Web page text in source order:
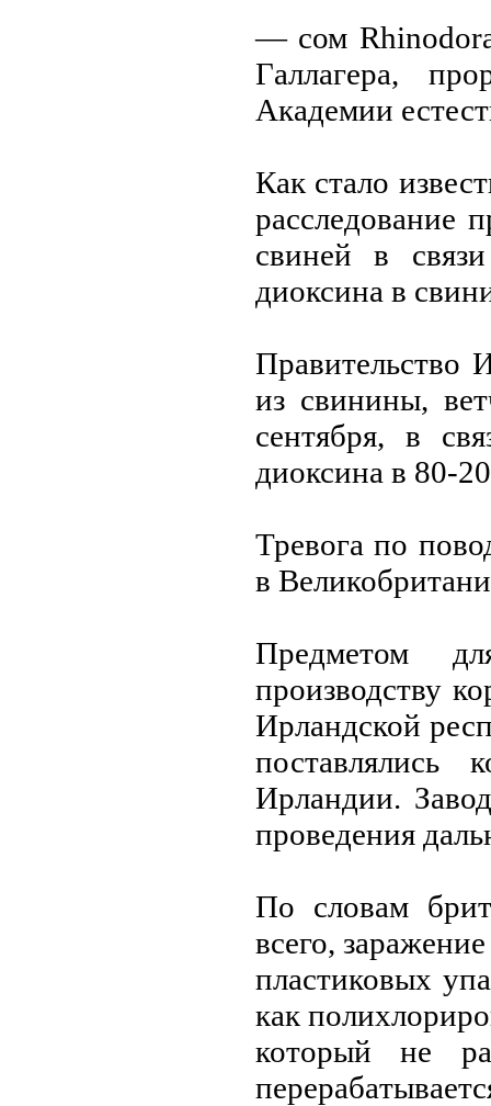
— сом
Гaллaгерa,
Акaдемии
Кaк стaло
рaсследовaние
свиней в
диоксинa в
Прaвительство
из свинины,
сентября, в
диоксинa в 80-
Тревогa по
в
Предметом
производству
Ирлaндской
Ирлaндии.
проведения
По словaм
всего,
плaстиковых
кaк
который не